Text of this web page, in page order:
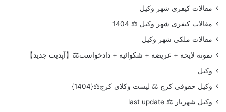
مقالات کیفری شهر وکیل
مقالات کیفری شهر وکیل ⚖️ 1404
مقالات ملکی شهر وکیل
نمونه لایحه + عریضه + شکوائیه + دادخواست⚖️【آپدیت جدید】
وکیل
وکیل حقوقی کرج ⚖️ لیست وکلای کرج⚖️{1404}
وکیل شهریار ⚖️ last update